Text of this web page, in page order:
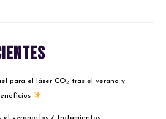
para el láser CO₂ tras el verano y